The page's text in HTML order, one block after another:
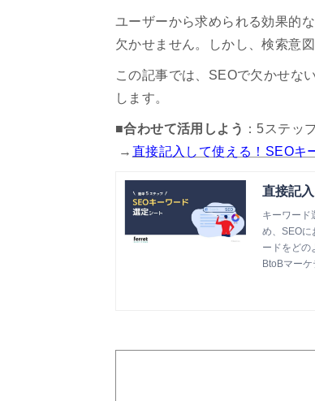
ユーザーから求められる効果的
欠かせません。しかし、検索意
この記事では、SEOで欠かせな
します。
■合わせて活用しよう ：5ステッ
→ 直接記入して使える！SEOキ
直接記
キーワード
め、SEOに
ードをどの
覧ください
BtoBマー